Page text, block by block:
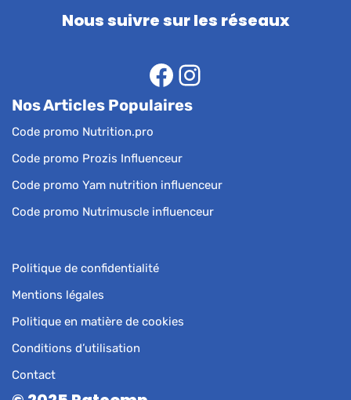
Nous suivre sur les réseaux
Nos Articles Populaires
Code promo Nutrition.pro
Code promo Prozis Influenceur
Code promo Yam nutrition influenceur
Code promo Nutrimuscle influenceur
Politique de confidentialité
Mentions légales
Politique en matière de cookies
Conditions d’utilisation
Contact